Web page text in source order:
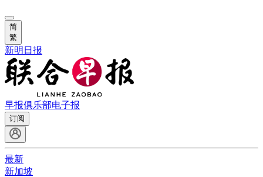
简
繁
新明日报
早报俱乐部电子报
订阅
最新
新加坡